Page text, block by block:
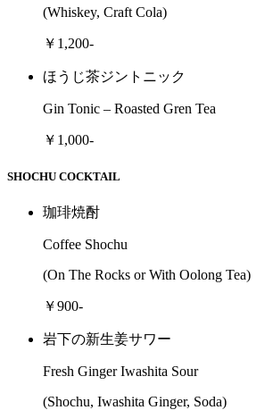
(Whiskey, Craft Cola)
￥1,200-
ほうじ茶ジントニック
Gin Tonic – Roasted Gren Tea
￥1,000-
SHOCHU COCKTAIL
珈琲焼酎
Coffee Shochu
(On The Rocks or With Oolong Tea)
￥900-
岩下の新生姜サワー
Fresh Ginger Iwashita Sour
(Shochu, Iwashita Ginger, Soda)